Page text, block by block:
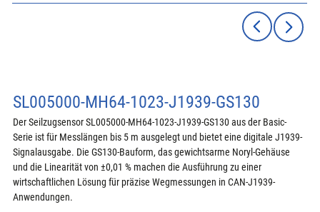
SL005000-MH64-1023-J1939-GS130
Der Seilzugsensor SL005000-MH64-1023-J1939-GS130 aus der Basic-
Serie ist für Messlängen bis 5 m ausgelegt und bietet eine digitale J1939-
Signalausgabe. Die GS130-Bauform, das gewichtsarme Noryl-Gehäuse
und die Linearität von ±0,01 % machen die Ausführung zu einer
wirtschaftlichen Lösung für präzise Wegmessungen in CAN-J1939-
Anwendungen.